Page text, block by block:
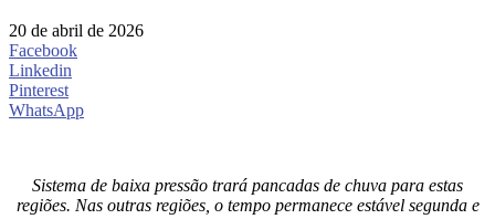
20 de abril de 2026
Facebook
Linkedin
Pinterest
WhatsApp
Sistema de baixa pressão trará pancadas de chuva para estas
regiões. Nas outras regiões, o tempo permanece estável segunda e